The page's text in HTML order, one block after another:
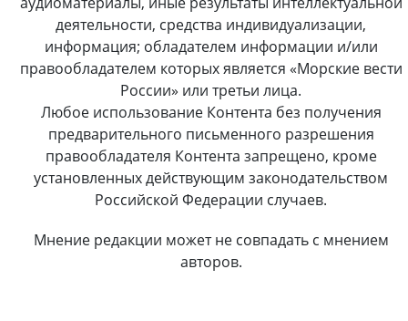
деятельности, средства индивидуализации,
информация; обладателем информации и/или
правообладателем которых является «Морские вести
России» или третьи лица.
Любое использование Контента без получения
предварительного письменного разрешения
правообладателя Контента запрещено, кроме
установленных действующим законодательством
Российской Федерации случаев.
Мнение редакции может не совпадать с мнением
авторов.